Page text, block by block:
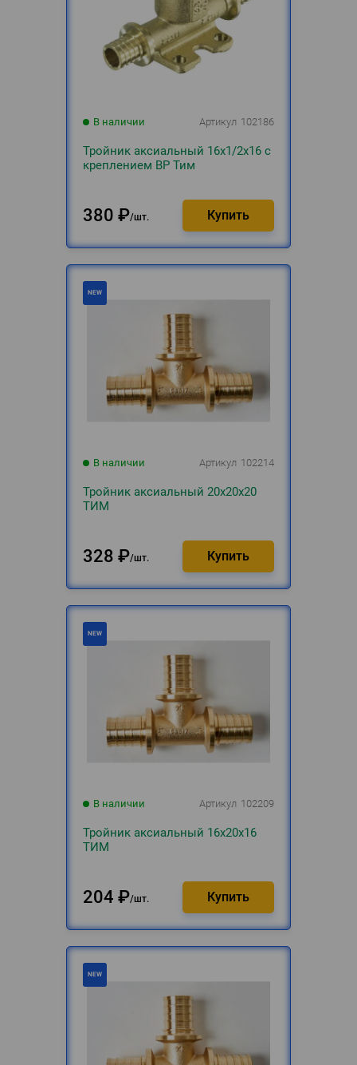
В наличии Артикул 102186
Тройник аксиальный 16х1/2х16 с
креплением ВР Тим
380 ₽ шт.
В наличии Артикул 102214
Тройник аксиальный 20х20х20
ТИМ
328 ₽ шт.
В наличии Артикул 102209
Тройник аксиальный 16х20х16
ТИМ
204 ₽ шт.